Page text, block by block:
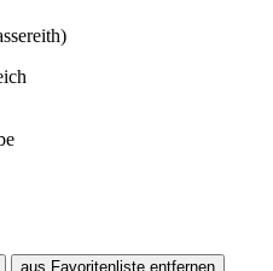
aus Favoritenliste entfernen